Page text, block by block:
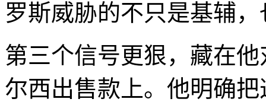
罗斯威胁的不只是基辅
第三个信号更狠，藏在
尔西出售款上。他明确